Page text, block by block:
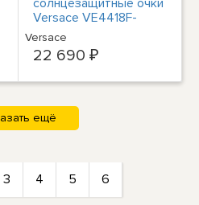
Versace VE4418F-
10887-56 HAVANA
Versace
22 690 ₽
3 4 5 6